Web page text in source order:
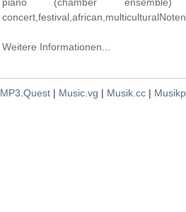
Weitere Informationen...
MP3.Quest| Music.vg | Musik.cc|